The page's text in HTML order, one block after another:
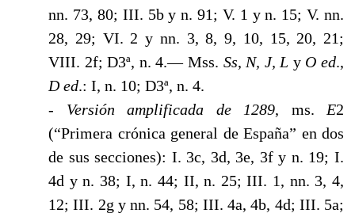
nn. 73, 80; III. 5b y n. 91; V. 1 y n. 15; V. nn.
28, 29; VI. 2 y nn. 3, 8, 9, 10, 15, 20, 21;
VIII. 2f; D3ª, n. 4.— Mss. Ss, N, J, L y O ed.,
D ed.: I, n. 10; D3ª, n. 4.
- Versión amplificada de 1289, ms. E2
(“Primera crónica general de España” en dos
de sus secciones): I. 3c, 3d, 3e, 3f y n. 19; I.
4d y n. 38; I, n. 44; II, n. 25; III. 1, nn. 3, 4,
12; III. 2g y nn. 54, 58; III. 4a, 4b, 4d; III. 5a;